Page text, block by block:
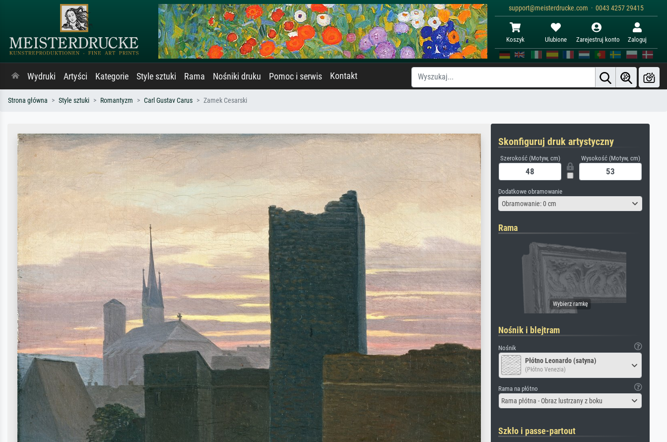
support@meisterdrucke.com · 0043 4257 29415
Koszyk Ulubione Zarejestruj konto Zaloguj
Wydruki Artyści Kategorie Style sztuki Rama Nośniki druku Pomoc i serwis Kontakt
Strona główna Style sztuki Romantyzm Carl Gustav Carus Zamek Cesarski
Skonfiguruj druk artystyczny
Szerokość (Motyw, cm) Wysokość (Motyw, cm)
Dodatkowe obramowanie
Obramowanie: 0 cm
Rama
Nośnik i blejtram
Nośnik
Płótno Leonardo (satyna)
(Płótno Venezia)
Rama na płótno
Rama płótna - Obraz lustrzany z boku
Szkło i passe-partout